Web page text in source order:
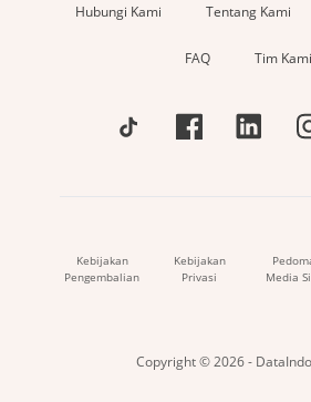
Hubungi Kami Tentang Kami
FAQ Tim Kami
Kebijakan
Pengembalian
Kebijakan
Privasi
Media
Copyright © 2026 -